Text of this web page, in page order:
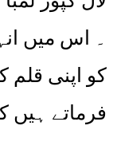
۔ اس میں
کو اپنی قلم
فرماتے ہیں